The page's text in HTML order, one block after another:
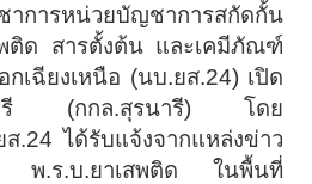
ารหน่วยบัญชาการสกัดกั้น
พติด สารตั้งต้น และเคมีภัณฑ์
เฉียงเหนือ (นบ.ยส.24) เปิด
นารี (กกล.สุรนารี) โดย
.24 ได้รับแจ้งจากแหล่งข่าว
ด พ.ร.บ.ยาเสพติด ในพื้นที่